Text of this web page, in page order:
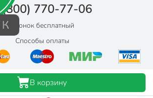
770-77-06
Звонок бесплатный
Способы оплаты
В корзину